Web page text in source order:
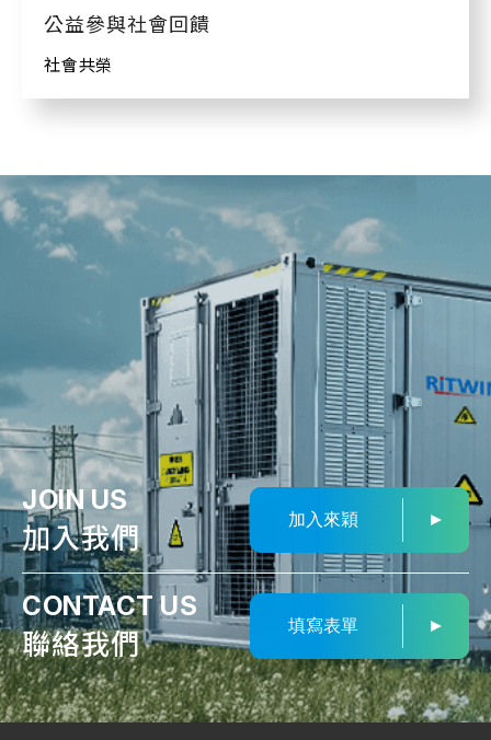
公益參與社會回饋
社會共榮
JOIN US
加入我們
加入來穎
CONTACT US
聯絡我們
填寫表單